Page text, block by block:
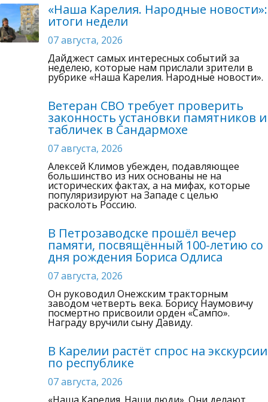
«Наша Карелия. Народные новости»:
итоги недели
07 августа, 2026
Дайджест самых интересных событий за
неделею, которые нам прислали зрители в
рубрике «Наша Карелия. Народные новости».
Ветеран СВО требует проверить
законность установки памятников и
табличек в Сандармохе
07 августа, 2026
Алексей Климов убежден, подавляющее
большинство из них основаны не на
исторических фактах, а на мифах, которые
популяризируют на Западе с целью
расколоть Россию.
В Петрозаводске прошёл вечер
памяти, посвящённый 100-летию со
дня рождения Бориса Одлиса
07 августа, 2026
Он руководил Онежским тракторным
заводом четверть века. Борису Наумовичу
посмертно присвоили орден «Сампо».
Награду вручили сыну Давиду.
В Карелии растёт спрос на экскурсии
по республике
07 августа, 2026